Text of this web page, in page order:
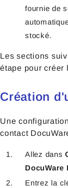
fournie de
stocké.
Les sections
étape pour créer
Création
Une
contact
Allez dans
DocuWare
Entrez la